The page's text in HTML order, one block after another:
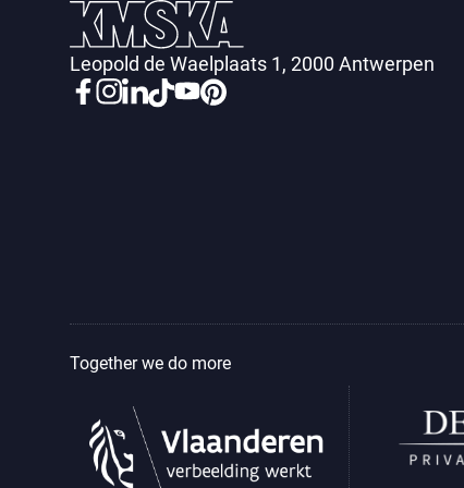
Leopold de Waelplaats 1, 2000 Antwerpen
Together we do more